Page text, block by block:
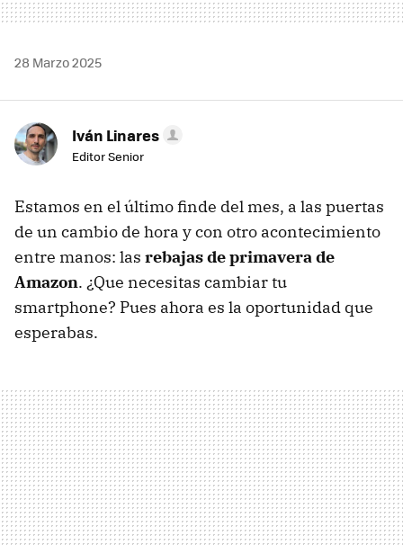
28 Marzo 2025
Iván Linares
Editor Senior
Estamos en el último finde del mes, a las puertas
de un cambio de hora y con otro acontecimiento
entre manos: las rebajas de primavera de
Amazon. ¿Que necesitas cambiar tu
smartphone? Pues ahora es la oportunidad que
esperabas.